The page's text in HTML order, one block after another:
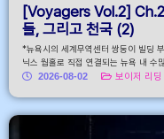
[Voyagers Vol.2]
들, 그리고 천국 (2)
*뉴욕시의 세계무역센터 쌍둥이 빌딩
닉스 웜홀로 직접 연결되는 뉴욕 내 수
2026-08-02
보이저 리딩